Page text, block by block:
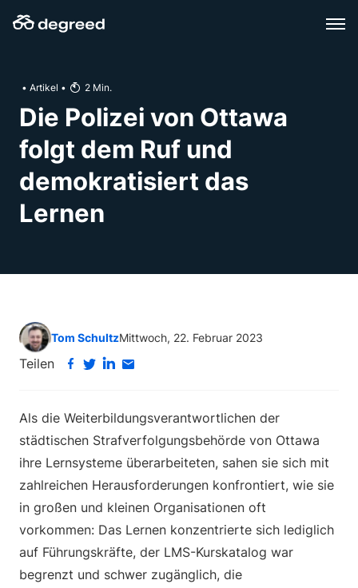
Inhalt
• Artikel • 2 Min.
Die Polizei von Ottawa
folgt dem Ruf und
demokratisiert das
Lernen
Tom SchultzMittwoch, 22. Februar 2023
Teilen
Als die Weiterbildungsverantwortlichen der
städtischen Strafverfolgungsbehörde von Ottawa
ihre Lernsysteme überarbeiteten, sahen sie sich mit
zahlreichen Herausforderungen konfrontiert, wie sie
in großen und kleinen Organisationen oft
vorkommen: Das Lernen konzentrierte sich lediglich
auf Führungskräfte, der LMS-Kurskatalog war
begrenzt und schwer zugänglich, die